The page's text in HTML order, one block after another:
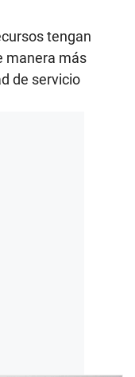
tengan
manera más
de servicio